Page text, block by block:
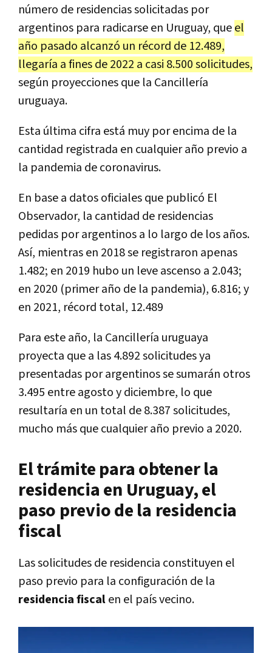
número de residencias solicitadas por
argentinos para radicarse en Uruguay, queel
año pasado alcanzó un récord de 12.489,
llegaría a fines de 2022 a casi 8.500 solicitudes,
según proyecciones que la Cancillería
uruguaya.
Esta última cifra está muy por encima de la
cantidad registrada en cualquier año previo a
la pandemia de coronavirus.
En base a datos oficiales que publicó El
Observador, la cantidad de residencias
pedidas por argentinos a lo largo de los años.
Así, mientras en 2018 se registraron apenas
1.482; en 2019 hubo un leve ascenso a 2.043;
en 2020 (primer año de la pandemia), 6.816; y
en 2021, récord total, 12.489
Para este año, la Cancillería uruguaya
proyecta que a las 4.892 solicitudes ya
presentadas por argentinos se sumarán otros
3.495 entre agosto y diciembre, lo que
resultaría en un total de 8.387 solicitudes,
mucho más que cualquier año previo a 2020.
El trámite para obtener la
residencia en Uruguay, el
paso previo de la residencia
fiscal
Las solicitudes de residencia constituyen el
paso previo para la configuración de la
residencia fiscalen el país vecino.